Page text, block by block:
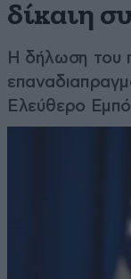
δίκαιη
Η δήλωση του
Ελεύθερο